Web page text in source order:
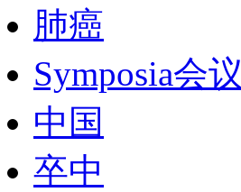
肺癌
Symposia会议
中国
卒中